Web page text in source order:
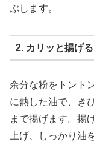
ぶします。
2. カリッと揚げる
余分な粉をトント
に熱した油で、き
まで揚げます。揚
上げ、しっかり油